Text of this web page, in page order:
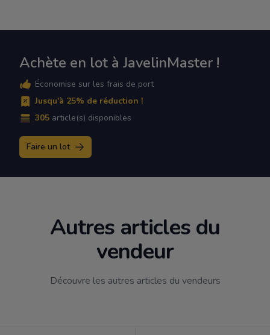
Achète en lot à JavelinMaster !
Économise sur les frais de port
Jusqu'à 25% de réduction !
305 article(s) disponibles
Faire un lot
Autres articles du
vendeur
Découvre les autres articles du vendeurs